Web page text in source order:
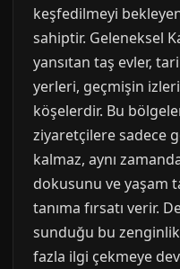
keşfedilmeyi
sahiptir. Geleneksel
yansıtan taş evler,
yerleri, geçmişin
köşelerdir. Bu
ziyaretçilere sadece
kalmaz, aynı
dokusunu ve yaşam
tanıma fırsatı verir.
sunduğu bu
fazla ilgi çekmeye